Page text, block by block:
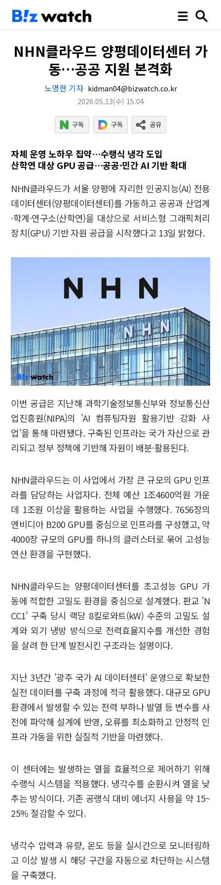
NHN클라우드 양평데이터센터 가
동…공공 지원 본격화
노명현 기자 kidman04@bizwatch.co.kr
2026.05.13(수) 15:04
자체 운영 노하우 집약…수랭식 냉각 도입
산학연 대상 GPU 공급…공공·민간 AI 기반 확대
NHN클라우드가 서울 양평에 자리한 인공지능(AI) 전용
데이터센터(양평데이터센터)를 가동하고 공공과 산업계
·학계·연구소(산학연)을 대상으로 서비스형 그래픽처리
장치(GPU) 기반 자원 공급을 시작했다고 13일 밝혔다.
이번 공급은 지난해 과학기술정보통신부와 정보통신산
업진흥원(NIPA)의 'AI 컴퓨팅자원 활용기반 강화 사
업'을 통해 마련됐다. 구축된 인프라는 국가 자산으로 관
리되고 정부 정책에 기반해 자원이 배분·활용된다.
NHN클라우드는 이 사업에서 가장 큰 규모의 GPU 인프
라를 담당하는 사업자다. 전체 예산 1조4600억원 가운
데 1조원 이상을 활용하는 사업을 수행했다. 7656장의
엔비디아 B200 GPU를 중심으로 인프라를 구성했고, 약
4000장 규모의 GPU를 하나의 클러스터로 묶어 고성능
연산 환경을 구현했다.
NHN클라우드는 양평데이터센터를 초고성능 GPU 가
동에 적합한 고밀도 환경을 중심으로 설계했다. 판교 'N
CC1' 구축 당시 랙당 8킬로와트(kW) 수준의 고밀도 설
계와 외기 냉방 방식으로 전력효율지수를 개선한 경험
을 살려 한 단계 발전시킨 구조라는 설명이다.
지난 3년간 '광주 국가 AI 데이터센터' 운영으로 확보한
실전 데이터를 구축 과정에 적극 활용했다. 대규모 GPU
환경에서 발생할 수 있는 전력 부하나 발열 등 변수를 사
전에 파악해 설계에 반영, 오류를 최소화하고 안정적 인
프라 가동을 위한 실질적 기반을 마련했다.
이 센터에는 발생하는 열을 효율적으로 제어하기 위해
수랭식 시스템을 적용했다. 냉각수를 순환시켜 열을 낮
추는 방식이다. 기존 공랭식 대비 에너지 사용을 약 15~
25% 절감할 수 있다.
냉각수 압력과 유량, 온도 등을 실시간으로 모니터링하
고 이상 발생 시 해당 구간을 자동으로 차단하는 시스템
을 구축했다.